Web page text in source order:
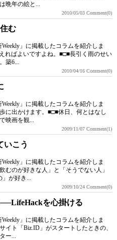
晩年の絵と...
2010/05/03 Comment(0)
む
」に掲載したコラムを紹介しま
ればよいですよね。■□■長引く雨のせい
築6...
2010/04/16 Comment(0)
」に掲載したコラムを紹介しま
に出かけます。■□■休日、何とはなし
映画を観...
2009/11/07 Comment(1)
いこう
」に掲載したコラムを紹介しま
むのが好きな人」と「そうでない人」
」が好き...
2009/10/24 Comment(0)
を心掛ける
」に掲載したコラムを紹介しま
イト「Biz.ID」がスタートしたときの、
ー...